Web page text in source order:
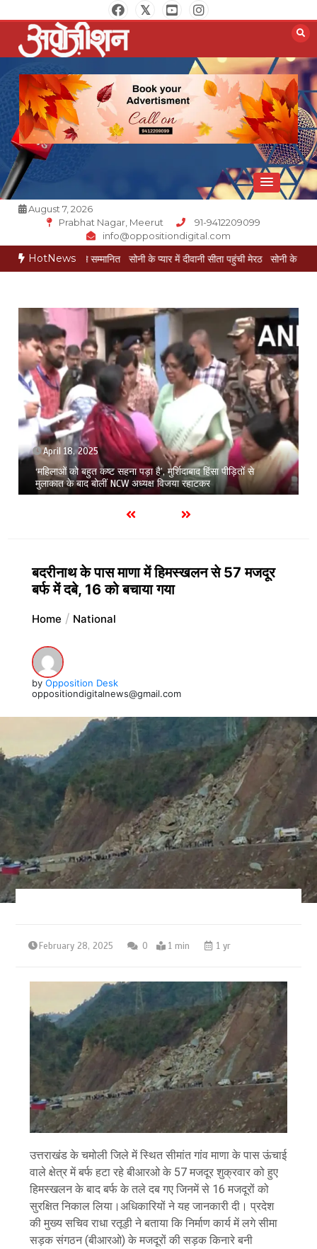
to
content
Opposition Digital
August 7, 2026
Prabhat Nagar, Meerut
91-9412209099
info@oppositiondigital.com
HotNews
से सम्मानित सोनी के प्यार में दीवानी सीता पहुंची मेरठ सोनी के प्यार में दीवानी
April 18, 2025 1 min
Amritpal Singh की रिहाई पर छाए संकट के बादल, पंजाब सरकार उठाने
जा रही है ये बड़ा कदम!
बदरीनाथ के पास माणा में हिमस्खलन से 57 मजदूर
बर्फ में दबे, 16 को बचाया गया
Home National
by Opposition Desk
oppositiondigitalnews@gmail.com
February 28, 2025 0 1 min 1 yr
उत्तराखंड के चमोली जिले में स्थित सीमांत गांव माणा के पास ऊंचाई
वाले क्षेत्र में बर्फ हटा रहे बीआरओ के 57 मजदूर शुक्रवार को हुए
हिमस्खलन के बाद बर्फ के तले दब गए जिनमें से 16 मजदूरों को
सुरक्षित निकाल लिया।अधिकारियों ने यह जानकारी दी। प्रदेश
की मुख्य सचिव राधा रतूड़ी ने बताया कि निर्माण कार्य में लगे सीमा
सड़क संगठन (बीआरओ) के मजदूरों की सड़क किनारे बनी